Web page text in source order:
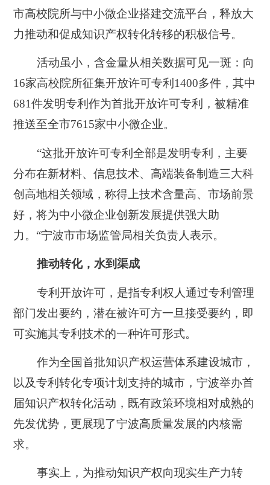
市高校院所与中小微企业搭建交流平台，释放大
力推动和促成知识产权转化转移的积极信号。
活动虽小，含金量从相关数据可见一斑：向
16家高校院所征集开放许可专利1400多件，其中
681件发明专利作为首批开放许可专利，被精准
推送至全市7615家中小微企业。
“这批开放许可专利全部是发明专利，主要
分布在新材料、信息技术、高端装备制造三大科
创高地相关领域，称得上技术含量高、市场前景
好，将为中小微企业创新发展提供强大助
力。“宁波市市场监管局相关负责人表示。
推动转化，水到渠成
专利开放许可，是指专利权人通过专利管理
部门发出要约，潜在被许可方一旦接受要约，即
可实施其专利技术的一种许可形式。
作为全国首批知识产权运营体系建设城市，
以及专利转化专项计划支持的城市，宁波举办首
届知识产权转化活动，既有政策环境相对成熟的
先发优势，更展现了宁波高质量发展的内核需
求。
事实上，为推动知识产权向现实生产力转